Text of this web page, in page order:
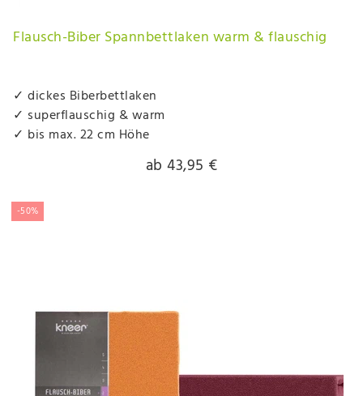
Flausch-Biber Spannbettlaken warm & flauschig
✓ dickes Biberbettlaken
✓ superflauschig & warm
✓ bis max. 22 cm Höhe
ab 43,95 €
-50%